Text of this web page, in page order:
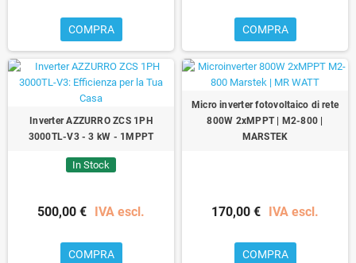
COMPRA COMPRA
Inverter AZZURRO ZCS 1PH
3000TL-V3 - 3 kW - 1MPPT
In Stock
500,00 € IVA escl.
COMPRA
Micro inverter fotovoltaico di rete
800W 2xMPPT | M2-800 |
MARSTEK
170,00 € IVA escl.
COMPRA